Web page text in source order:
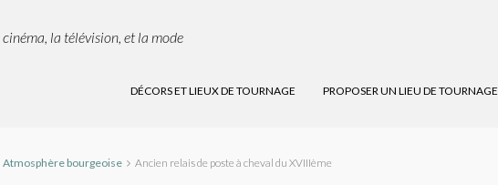
la télévision, et la mode
DÉCORS ET LIEUX DE TOURNAGE PROPOSER UN LIEU DE TOURNAGE
Atmosphère bourgeoise Ancien relais de poste à cheval du XVIIIème